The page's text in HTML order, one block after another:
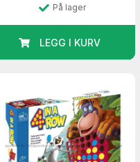
På lager
LEGG I KURV